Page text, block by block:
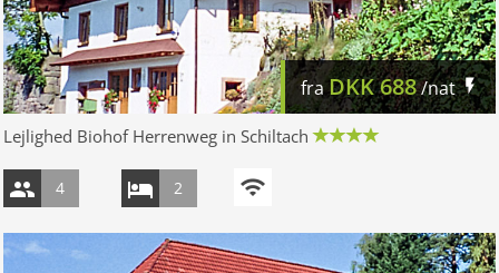
fraDKK688/nat
Lejlighed Biohof Herrenweg in Schiltach
4 2